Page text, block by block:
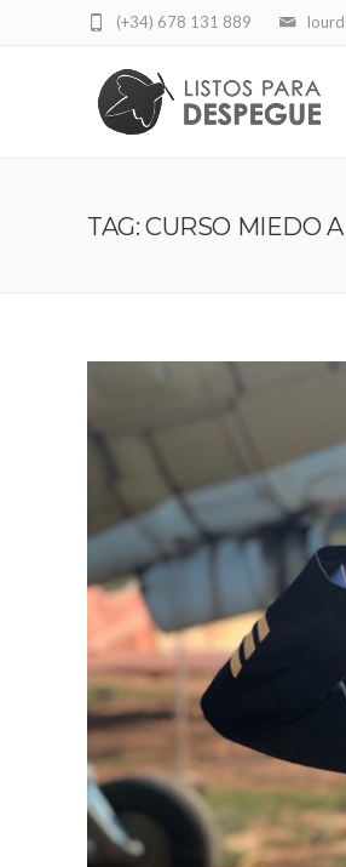
(+34) 678 131 889
TAG: CURSO MIEDO